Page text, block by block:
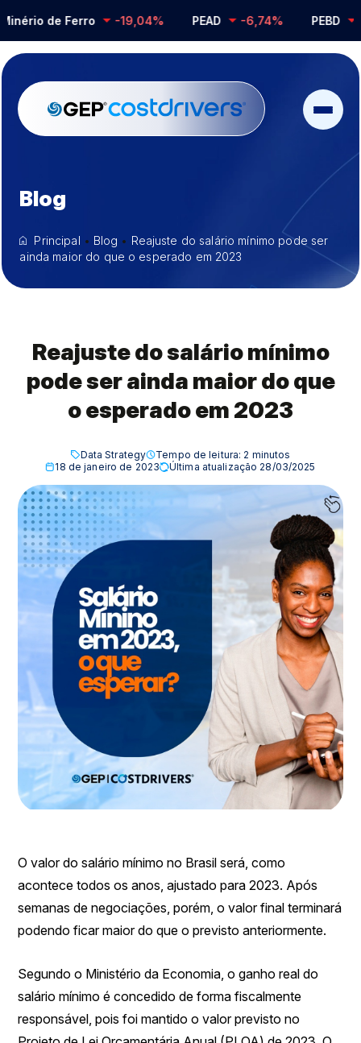
de Ferro -19,04% PEAD -6,74% PEBD -
Blog
Principal • Blog • Reajuste do salário mínimo pode ser
ainda maior do que o esperado em 2023
Reajuste do salário mínimo
pode ser ainda maior do que
o esperado em 2023
Data Strategy Tempo de leitura: 2 minutos
18 de janeiro de 2023
Última atualização 28/03/2025
O valor do salário mínimo no Brasil será, como
acontece todos os anos, ajustado para 2023. Após
semanas de negociações, porém, o valor final terminará
podendo ficar maior do que o previsto anteriormente.
Segundo o Ministério da Economia, o ganho real do
salário mínimo é concedido de forma fiscalmente
responsável, pois foi mantido o valor previsto no